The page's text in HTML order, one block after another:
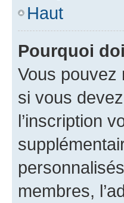
Haut
Pourquoi
Vous pouvez
si vous
l’inscription
membres,